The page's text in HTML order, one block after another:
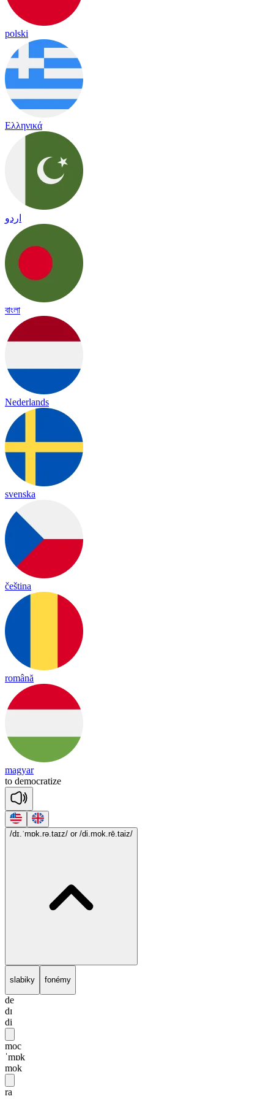
polski
Ελληνικά
اردو
বাংলা
Nederlands
svenska
čeština
română
magyar
to democratize
/dɪ.ˈmɒk.rə.taɪz/ or /di.mok.rē.taiz/
slabiky fonémy
de
dɪ
di
moc
ˈmɒk
mok
ra